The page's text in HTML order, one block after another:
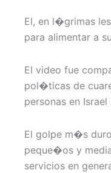
El, en l�grimas
para alimentar a
El video fue
pol�ticas de
personas en
El golpe m�s
peque�os y
servicios en